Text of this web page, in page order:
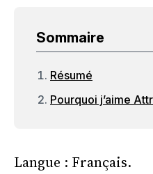
Sommaire
Résumé
Pourquoi j’aime
Langue : Français.